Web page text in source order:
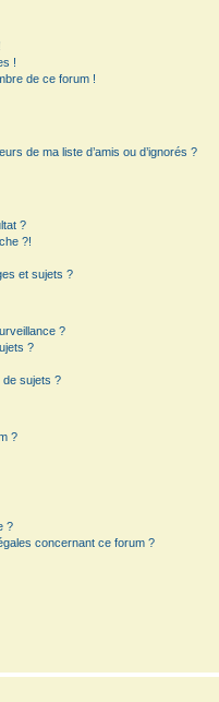
!
de ce forum !
de ma liste d’amis ou d’ignorés ?
?
?!
et sujets ?
?
?
sujets ?
?
?
concernant ce forum ?